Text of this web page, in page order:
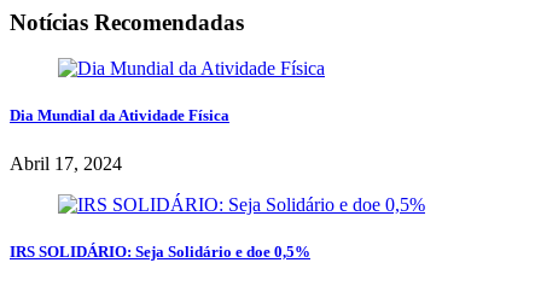
Notícias Recomendadas
Dia Mundial da Atividade Física
Abril 17, 2024
IRS SOLIDÁRIO: Seja Solidário e doe 0,5%